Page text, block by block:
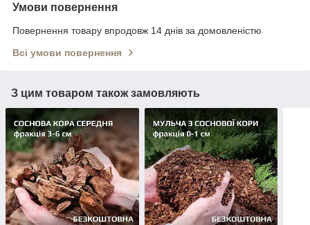
Умови повернення
Повернення товару впродовж 14 днів за домовленістю
Всі умови повернення
З цим товаром також замовляють